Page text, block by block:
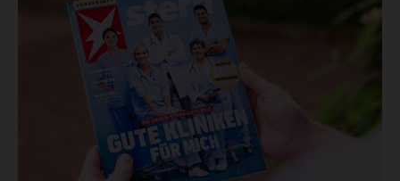
Deshalb lädt das skbs am Mittwoch, 12. Mai,
zwischen 15 und 17 Uhr zu einer Veranstaltung
zum „Tag gegen den Schlaganfall” im
Untergeschoss des Gebäudeteils Ost am Standort
Salzdahlumer Straße / Fichtengrund ein. Neben
einer Vitalparameter-Messung, also dem
Überprüfen von Puls, Sauerstoffsättigung und
Blutdruck können Interessierte auch erfahren, wie